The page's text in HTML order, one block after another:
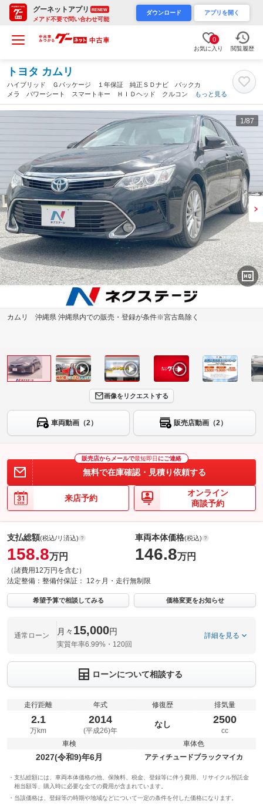
グーネットアプリ RENEW
メアド不要で問い合わせ可能
ダウンロード アプリを開く
0
お気に入り 閲覧履歴
トヨタ カムリ
ハイブリッド Ｇパッケージ １年保証 純正ＳＤナビ バックカ
メラ パワーシート スマートキー ＨＩＤヘッド クルコン 純
正１７インチアルミ オートライト デュアルエアコン Ｂｌｕｅ
ｔｏｏｔｈ フルセグ（沖縄県）
もっと見る
1 /87
カムリ 沖縄県 沖縄県内での販売・登録が条件※宮古島除く
画像をリクエストする
車両動画（2） 販売店動画（2）
販売店からメールで最短即日 にご連絡
無料で在庫確認・見積り依頼する
来店予約
オンライン
商談予約
支払総額(税込/リ済込)
158.8万円
（諸費用12万円を含む）
車両本体価格(税込)
146.8万円
法定整備： 整備付保証： 12ヶ月・走行無制限
希望予算で相談してみる 価格変更をお知らせ
通常ローン 月々 15,000円
実質年率6.99%・120回
詳細を見る
ローンについて相談する
走行距離
2.1
万km
年式
2014
(平成26)年
修復歴
なし
排気量
2500
cc
車検
2027(令和9)年6月
車体色
アティチュードブラックマイカ
支払総額には、車両本体価格の他、保険料、税金、登録等に伴う費用、リサイクル預託金
相当額等、購入時に必要な全ての費用が含まれています。
当該価格は、登録等の時期や地域などについて一定の条件を付した価格になります。